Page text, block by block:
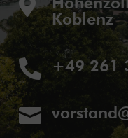

Koblenz
 +49 261
